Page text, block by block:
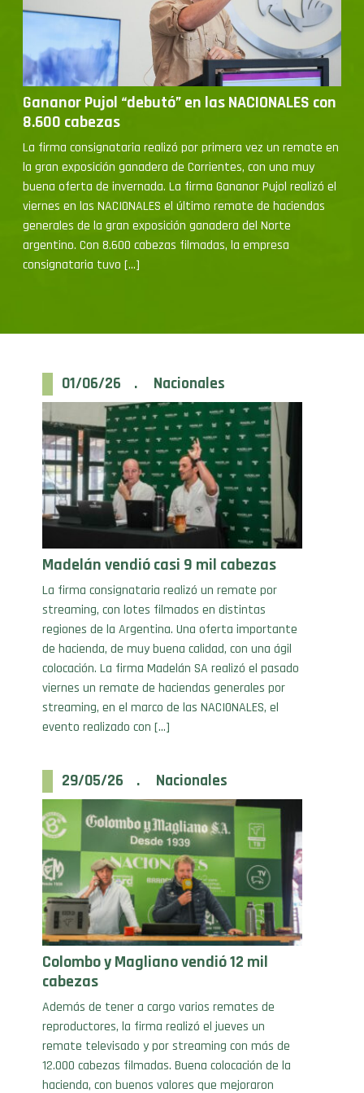
Gananor Pujol “debutó” en las NACIONALES con
8.600 cabezas
La firma consignataria realizó por primera vez un remate en
la gran exposición ganadera de Corrientes, con una muy
buena oferta de invernada. La firma Gananor Pujol realizó el
viernes en las NACIONALES el último remate de haciendas
generales de la gran exposición ganadera del Norte
argentino. Con 8.600 cabezas filmadas, la empresa
consignataria tuvo […]
Madelán vendió casi 9 mil cabezas
La firma consignataria realizó un remate por
streaming, con lotes filmados en distintas
regiones de la Argentina. Una oferta importante
de hacienda, de muy buena calidad, con una ágil
colocación. La firma Madelán SA realizó el pasado
viernes un remate de haciendas generales por
streaming, en el marco de las NACIONALES, el
evento realizado con […]
Colombo y Magliano vendió 12 mil
cabezas
Además de tener a cargo varios remates de
reproductores, la firma realizó el jueves un
remate televisado y por streaming con más de
12.000 cabezas filmadas. Buena colocación de la
hacienda, con buenos valores que mejoraron
según calidad y plazo. Con una oferta de 12 mil